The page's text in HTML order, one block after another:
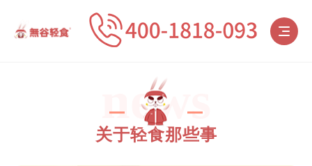
news
关于轻食那些事